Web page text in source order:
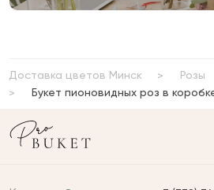
Доставка цветов Минск
Розы
Букет пионовидных роз в